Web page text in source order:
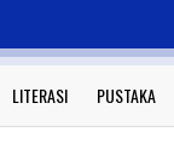
LITERASI PUSTAKA